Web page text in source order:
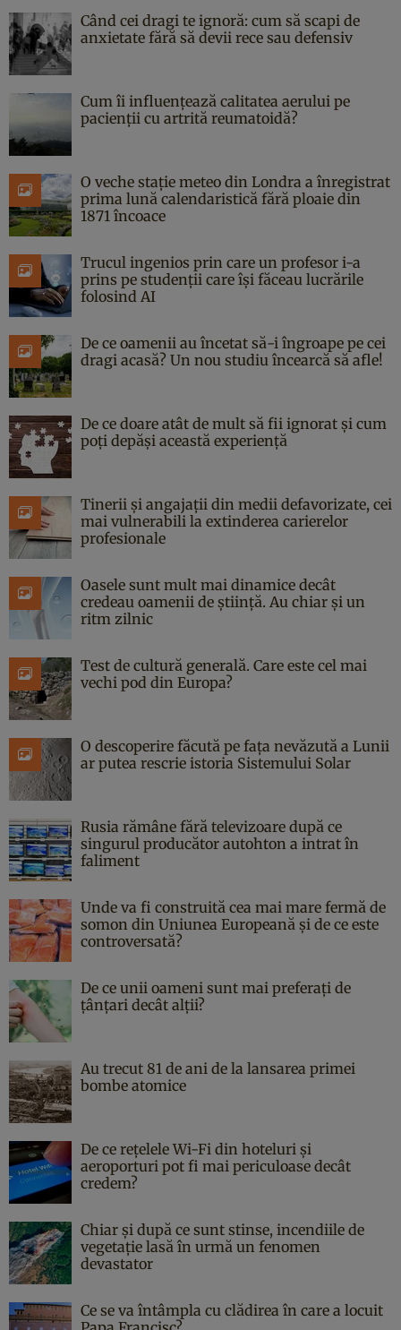
Când cei dragi te ignoră: cum să scapi de
anxietate fără să devii rece sau defensiv
Cum îi influențează calitatea aerului pe
pacienții cu artrită reumatoidă?
O veche stație meteo din Londra a înregistrat
prima lună calendaristică fără ploaie din
1871 încoace
Trucul ingenios prin care un profesor i-a
prins pe studenții care își făceau lucrările
folosind AI
De ce oamenii au încetat să-i îngroape pe cei
dragi acasă? Un nou studiu încearcă să afle!
De ce doare atât de mult să fii ignorat și cum
poți depăși această experiență
Tinerii și angajații din medii defavorizate, cei
mai vulnerabili la extinderea carierelor
profesionale
Oasele sunt mult mai dinamice decât
credeau oamenii de știință. Au chiar și un
ritm zilnic
Test de cultură generală. Care este cel mai
vechi pod din Europa?
O descoperire făcută pe fața nevăzută a Lunii
ar putea rescrie istoria Sistemului Solar
Rusia rămâne fără televizoare după ce
singurul producător autohton a intrat în
faliment
Unde va fi construită cea mai mare fermă de
somon din Uniunea Europeană și de ce este
controversată?
De ce unii oameni sunt mai preferați de
țânțari decât alții?
Au trecut 81 de ani de la lansarea primei
bombe atomice
De ce rețelele Wi-Fi din hoteluri și
aeroporturi pot fi mai periculoase decât
credem?
Chiar și după ce sunt stinse, incendiile de
vegetație lasă în urmă un fenomen
devastator
Ce se va întâmpla cu clădirea în care a locuit